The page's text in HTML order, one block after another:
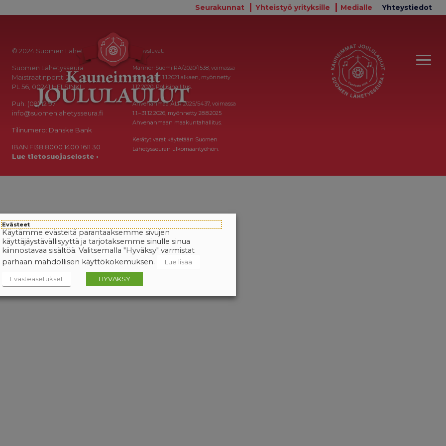
Seurakunnat Yhteistyö yrityksille Medialle Yhteystiedot
© 2024 Suomen Lähetysseura
Suomen Lähetysseura
Maistraatinportti 2a
PL 56, 00241 HELSINKI
Puh. (09) 12 971
info@suomenlahetysseura.fi
Tilinumero: Danske Bank
IBAN FI38 8000 1400 1611 30
Lue tietosuojaseloste ›
Keräysluvat:
Manner-Suomi RA/2020/1538, voimassa
toistaiseksi 1.1.2021 alkaen, myönnetty
1.12.2020, Poliisihallitus.
Ahvenanmaa ÅLR 2025/5437, voimassa
1.1.–31.12.2026, myönnetty 28.8.2025
Ahvenanmaan maakuntahallitus.
Kerätyt varat käytetään Suomen
Lähetysseuran ulkomaantyöhön.
Evästeet
Käytämme evästeitä parantaaksemme sivujen
käyttäjäystävällisyyttä ja tarjotaksemme sinulle sinua
kiinnostavaa sisältöä. Valitsemalla "Hyväksy" varmistat
parhaan mahdollisen käyttökokemuksen.
Lue lisää
Evästeasetukset HYVÄKSY